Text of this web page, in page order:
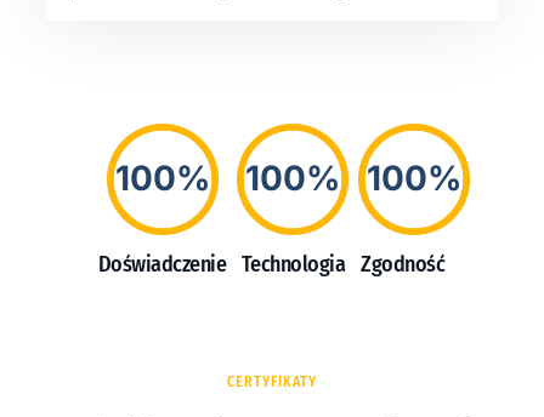
100%
Doświadczenie
100%
Technologia
100%
Zgodność
CERTYFIKATY